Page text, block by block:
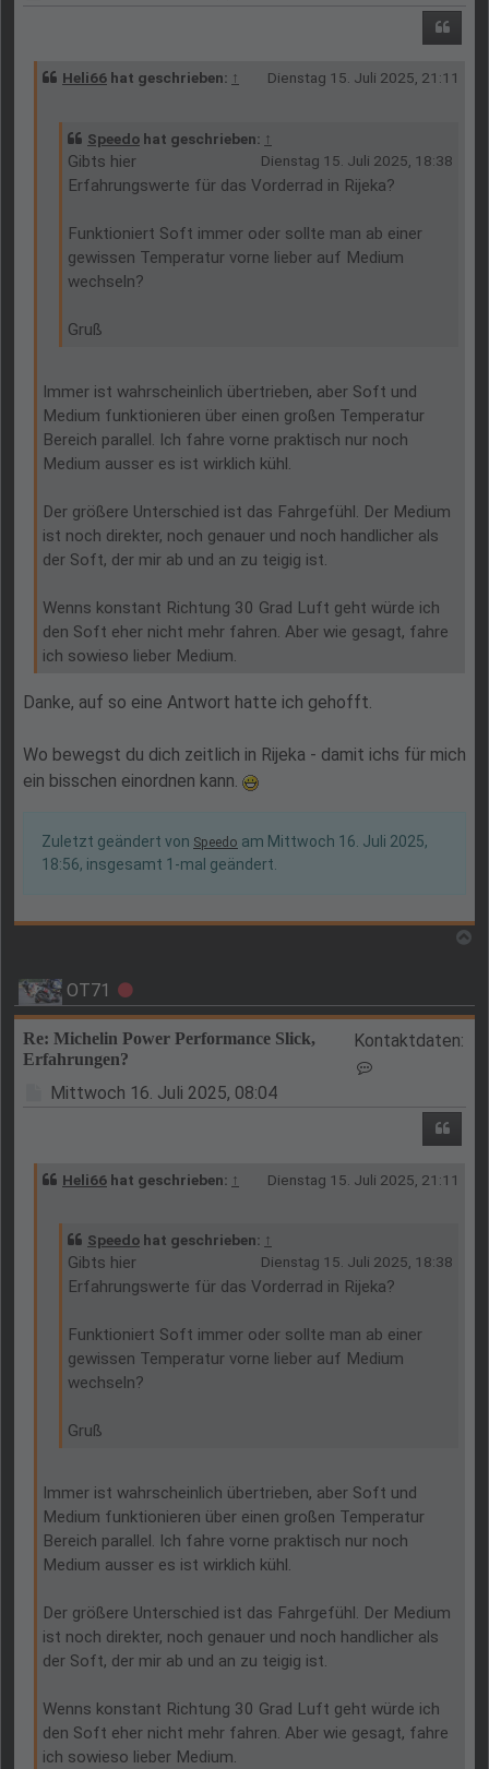
Heli66 hat geschrieben: ↑ Dienstag 15. Juli 2025, 21:11
Speedo hat geschrieben: ↑
Dienstag 15. Juli 2025, 18:38
Gibts hier
Erfahrungswerte für das Vorderrad in Rijeka?
Funktioniert Soft immer oder sollte man ab einer
gewissen Temperatur vorne lieber auf Medium
wechseln?
Gruß
Immer ist wahrscheinlich übertrieben, aber Soft und
Medium funktionieren über einen großen Temperatur
Bereich parallel. Ich fahre vorne praktisch nur noch
Medium ausser es ist wirklich kühl.
Der größere Unterschied ist das Fahrgefühl. Der Medium
ist noch direkter, noch genauer und noch handlicher als
der Soft, der mir ab und an zu teigig ist.
Wenns konstant Richtung 30 Grad Luft geht würde ich
den Soft eher nicht mehr fahren. Aber wie gesagt, fahre
ich sowieso lieber Medium.
Danke, auf so eine Antwort hatte ich gehofft.
Wo bewegst du dich zeitlich in Rijeka - damit ichs für mich
ein bisschen einordnen kann.
Zuletzt geändert von Speedo am Mittwoch 16. Juli 2025,
18:56, insgesamt 1-mal geändert.
OT71 Offline
Re: Michelin Power Performance Slick,
Erfahrungen?
Kontaktdaten:
Beitrag
Mittwoch 16. Juli 2025, 08:04
Heli66 hat geschrieben: ↑ Dienstag 15. Juli 2025, 21:11
Speedo hat geschrieben: ↑
Dienstag 15. Juli 2025, 18:38
Gibts hier
Erfahrungswerte für das Vorderrad in Rijeka?
Funktioniert Soft immer oder sollte man ab einer
gewissen Temperatur vorne lieber auf Medium
wechseln?
Gruß
Immer ist wahrscheinlich übertrieben, aber Soft und
Medium funktionieren über einen großen Temperatur
Bereich parallel. Ich fahre vorne praktisch nur noch
Medium ausser es ist wirklich kühl.
Der größere Unterschied ist das Fahrgefühl. Der Medium
ist noch direkter, noch genauer und noch handlicher als
der Soft, der mir ab und an zu teigig ist.
Wenns konstant Richtung 30 Grad Luft geht würde ich
den Soft eher nicht mehr fahren. Aber wie gesagt, fahre
ich sowieso lieber Medium.